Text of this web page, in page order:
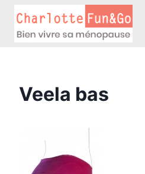
contenu
Veela bas